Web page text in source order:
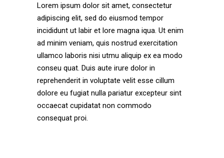
Lorem ipsum dolor sit amet, consectetur
adipiscing elit, sed do eiusmod tempor
incididunt ut labir et lore magna iqua. Ut enim
ad minim veniam, quis nostrud exercitation
ullamco laboris nisi utmu aliquip ex ea modo
conseu quat. Duis aute irure dolor in
reprehenderit in voluptate velit esse cillum
dolore eu fugiat nulla pariatur excepteur sint
occaecat cupidatat non commodo
consequat proi.